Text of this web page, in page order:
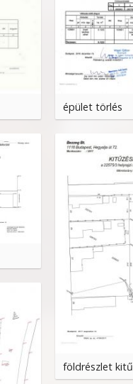
épület törlés
földrészlet